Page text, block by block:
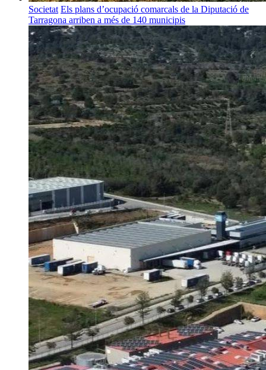
Societat Els plans d’ocupació comarcals de la Diputació de
Tarragona arriben a més de 140 municipis